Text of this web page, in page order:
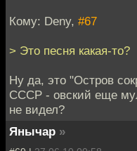
Кому: Deny, #67
> Это песня какая-то?
Ну да, это "Остров
СССР - овский еще
не видел?
Янычар »